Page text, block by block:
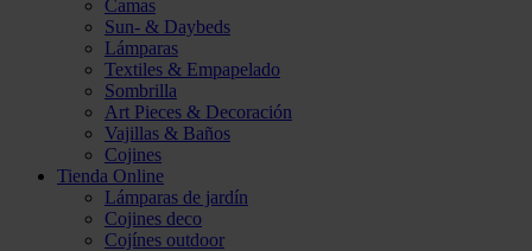
Camas
Sun- & Daybeds
Lámparas
Textiles & Empapelado
Sombrilla
Art Pieces & Decoración
Vajillas & Baños
Cojines
Tienda Online
Lámparas de jardín
Cojines deco
Cojínes outdoor